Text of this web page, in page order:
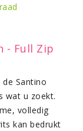
- Full Zip
Santino
wat u zoekt.
volledig
kan bedrukt